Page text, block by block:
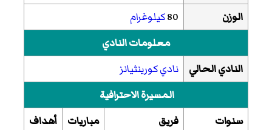
الوزن
80كيلوغرام
معلومات النادي
النادي الحالي
نادي كورينثيانز
المسيرة الاحترافية
سنوات
فريق مباريات أهداف